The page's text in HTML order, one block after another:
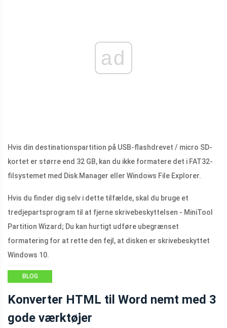
ad
Hvis din destinationspartition på USB-flashdrevet / micro SD-
kortet er større end 32 GB, kan du ikke formatere det i FAT32-
filsystemet med Disk Manager eller Windows File Explorer.
Hvis du finder dig selv i dette tilfælde, skal du bruge et
tredjepartsprogram til at fjerne skrivebeskyttelsen - MiniTool
Partition Wizard; Du kan hurtigt udføre ubegrænset
formatering for at rette den fejl, at disken er skrivebeskyttet
Windows 10.
BLOG
Konverter HTML til Word nemt med 3
gode værktøjer